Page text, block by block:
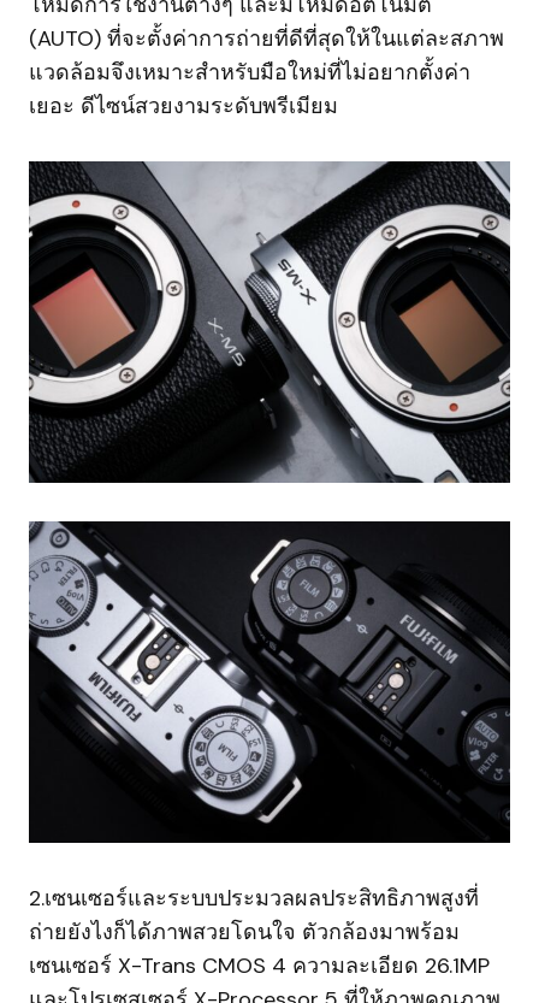
(AUTO) ที่จะตั้งค่าการถ่ายที่ดีที่สุดให้ในแต่ละสภาพ
แวดล้อมจึงเหมาะสำหรับมือใหม่ที่ไม่อยากตั้งค่า
เยอะ ดีไซน์สวยงามระดับพรีเมียม
2.เซนเซอร์และระบบประมวลผลประสิทธิภาพสูงที่
ถ่ายยังไงก็ได้ภาพสวยโดนใจ ตัวกล้องมาพร้อม
เซนเซอร์ X-Trans CMOS 4 ความละเอียด 26.1MP